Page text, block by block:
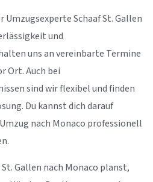
Umzugsexperte Schaaf St. Gallen
und
uns an vereinbarte Termine
Ort. Auch bei
sind wir flexibel und finden
Du kannst dich darauf
nach Monaco professionell
Gallen nach Monaco planst,